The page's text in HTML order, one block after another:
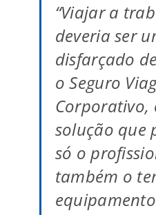
“Viajar a
deveria ser
disfarçado
o Seguro
Corporativo,
solução que
só o
também o